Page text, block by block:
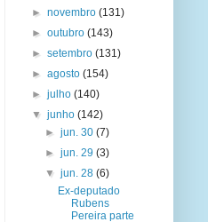
►novembro(131)
►outubro(143)
►setembro(131)
►agosto(154)
►julho(140)
▼junho(142)
► jun. 30 (7)
► jun. 29 (3)
▼ jun. 28 (6)
Ex-deputado
Rubens
Pereira parte